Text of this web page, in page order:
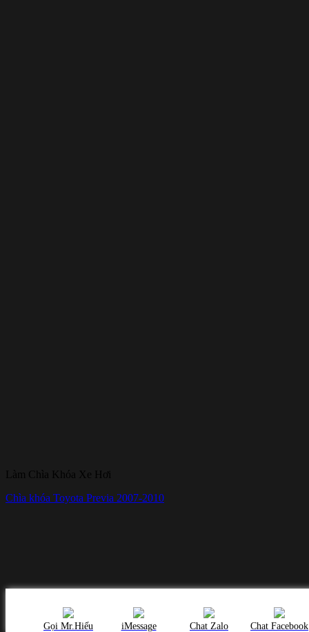
Làm Chìa Khóa Xe Hơi
Chìa khóa Toyota Previa 2007-2010
Gọi Mr.Hiếu iMessage Chat Zalo Chat Facebook